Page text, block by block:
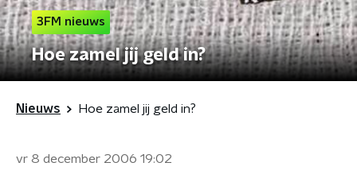
3FM nieuws
Hoe zamel jij geld in?
Nieuws Hoe zamel jij geld in?
vr 8 december 2006 19:02